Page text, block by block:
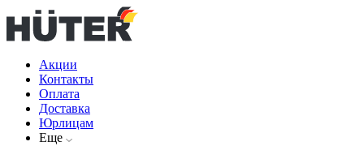
Акции
Контакты
Оплата
Доставка
Юрлицам
Еще